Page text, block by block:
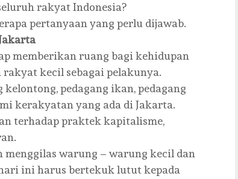
rakyat Indonesia?
pertanyaan yang perlu dijawab.
memberikan ruang bagi kehidupan
kecil sebagai pelakunya.
pedagang ikan, pedagang
kerakyatan yang ada di Jakarta.
terhadap praktek kapitalisme,
warung – warung kecil dan
ini harus bertekuk lutut kepada